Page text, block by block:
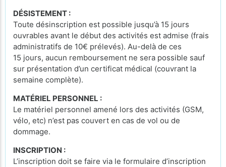
DÉSISTEMENT :
Toute désinscription est possible jusqu’à 15 jours
ouvrables avant le début des activités est admise (frais
administratifs de 10€ prélevés). Au-delà de ces
15 jours, aucun remboursement ne sera possible sauf
sur présentation d’un certificat médical (couvrant la
semaine complète).
MATÉRIEL PERSONNEL :
Le matériel personnel amené lors des activités (GSM,
vélo, etc) n’est pas couvert en cas de vol ou de
dommage.
INSCRIPTION :
L’inscription doit se faire via le formulaire d’inscription